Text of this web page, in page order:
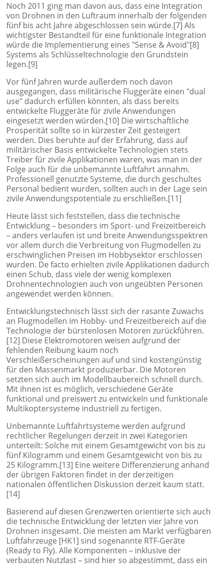
Noch 2011 ging man davon aus, dass eine Integration
von Drohnen in den Luftraum innerhalb der folgenden
fünf bis acht Jahre abgeschlossen sein würde.[7] Als
wichtigster Bestandteil für eine funktionale Integration
würde die Implementierung eines "Sense & Avoid"[8]
Systems als Schlüsseltechnologie den Grundstein
legen.[9]
Vor fünf Jahren wurde außerdem noch davon
ausgegangen, dass militärische Fluggeräte einen "dual
use" dadurch erfüllen könnten, als dass bereits
entwickelte Fluggeräte für zivile Anwendungen
eingesetzt werden würden.[10] Die wirtschaftliche
Prosperität sollte so in kürzester Zeit gesteigert
werden. Dies beruhte auf der Erfahrung, dass auf
militärischer Basis entwickelte Technologien stets
Treiber für zivile Applikationen waren, was man in der
Folge auch für die unbemannte Luftfahrt annahm.
Professionell genutzte Systeme, die durch geschultes
Personal bedient wurden, sollten auch in der Lage sein
zivile Anwendungspotentiale zu erschließen.[11]
Heute lässt sich feststellen, dass die technische
Entwicklung – besonders im Sport- und Freizeitbereich
– anders verlaufen ist und breite Anwendungsspektren
vor allem durch die Verbreitung von Flugmodellen zu
erschwinglichen Preisen im Hobbysektor erschlossen
wurden. De facto erhielten zivile Applikationen dadurch
einen Schub, dass viele der wenig komplexen
Drohnentechnologien auch von ungeübten Personen
angewendet werden können.
Entwicklungstechnisch lässt sich der rasante Zuwachs
an Flugmodellen im Hobby- und Freizeitbereich auf die
Technologie der bürstenlosen Motoren zurückführen.
[12] Diese Elektromotoren weisen aufgrund der
fehlenden Reibung kaum noch
Verschleißerscheinungen auf und sind kostengünstig
für den Massenmarkt produzierbar. Die Motoren
setzten sich auch im Modellbaubereich schnell durch.
Mit ihnen ist es möglich, verschiedene Geräte
funktional und preiswert zu entwickeln und funktionale
Multikoptersysteme industriell zu fertigen.
Unbemannte Luftfahrtsysteme werden aufgrund
rechtlicher Regelungen derzeit in zwei Kategorien
unterteilt: Solche mit einem Gesamtgewicht von bis zu
fünf Kilogramm und einem Gesamtgewicht von bis zu
25 Kilogramm.[13] Eine weitere Differenzierung anhand
der übrigen Faktoren findet in der derzeitigen
nationalen öffentlichen Diskussion derzeit kaum statt.
[14]
Basierend auf diesen Grenzwerten orientierte sich auch
die technische Entwicklung der letzten vier Jahre von
Drohnen insgesamt. Die meisten am Markt verfügbaren
Luftfahrzeuge [HK1] sind sogenannte RTF-Geräte
(Ready to Fly). Alle Komponenten – inklusive der
verbauten Nutzlast – sind hier so abgestimmt, dass ein